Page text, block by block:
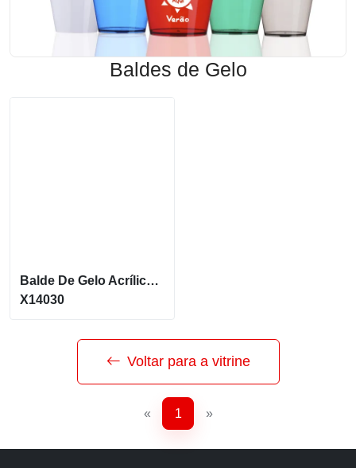
Baldes de Gelo
Balde De Gelo Acrílico 4L
X14030
Voltar para a vitrine
« 1 »